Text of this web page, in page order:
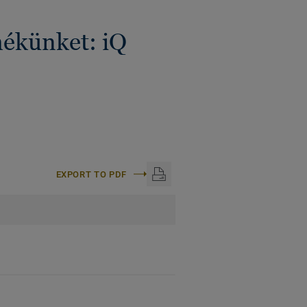
iQ
EXPORT TO PDF